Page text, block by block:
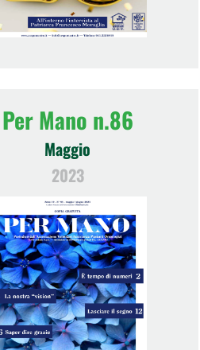
Per Mano n.86
Maggio
2023